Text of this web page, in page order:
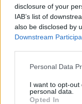
disclosure of your
IAB’s list of
also be disclosed by
Downstream
Personal Data
I want to opt-
personal data.
Opted In
selon une
Auto Pour Vous